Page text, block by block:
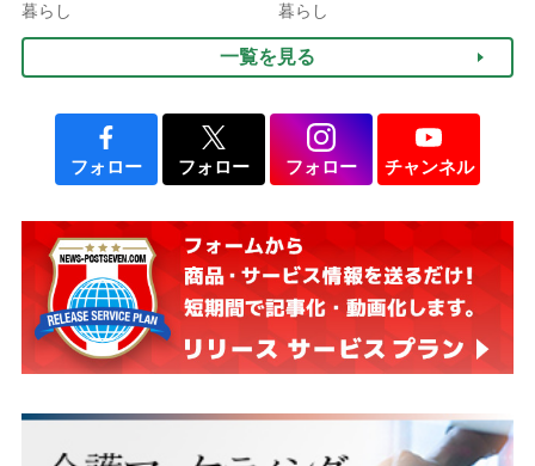
される」ケースも【FP解
暮らし
10年以上続くことも…3つ
みよう」【社会福祉士解
説】
暮らし
一覧を見る
フォロー フォロー フォロー チャンネル